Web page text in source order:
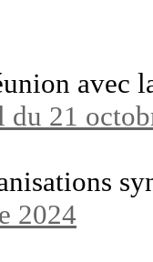
avec
du 21
2024